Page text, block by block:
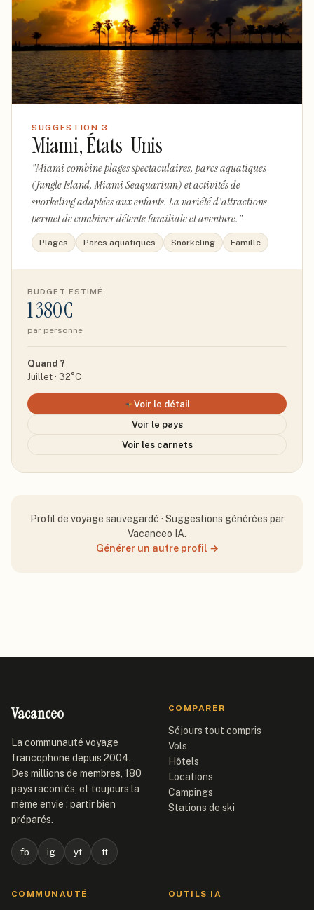
SUGGESTION3
Miami, États-Unis
"Miami combine plages spectaculaires, parcs aquatiques
(Jungle Island, Miami Seaquarium) et activités de
snorkeling adaptées aux enfants. La variété d'attractions
permet de combiner détente familiale et aventure."
Plages Parcs aquatiques Snorkeling Famille
BUDGET ESTIMÉ
1 380€
par personne
Quand ?
Juillet · 32°C
Voir le détail
Voir le pays
Voir les carnets
Profil de voyage sauvegardé · Suggestions générées par
Vacanceo IA.
Générer un autre profil →
Vacanceo
La communauté voyage
francophone depuis 2004.
Des millions de membres, 180
pays racontés, et toujours la
même envie : partir bien
préparés.
fb ig yt tt
COMPARER
Séjours tout compris
Vols
Hôtels
Locations
Campings
Stations de ski
COMMUNAUTÉ OUTILS IA